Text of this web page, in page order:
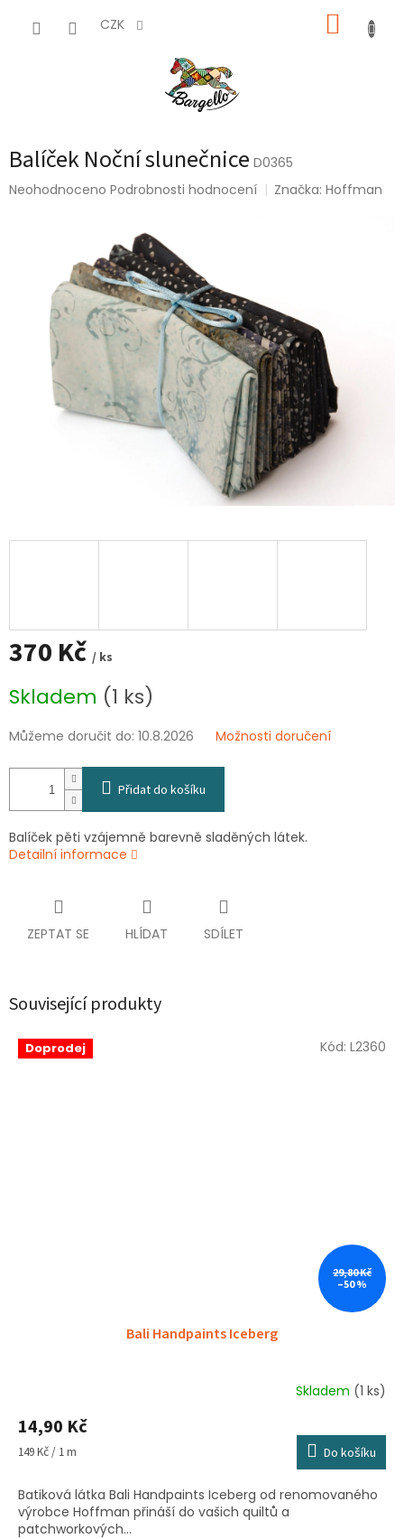
CZK
Balíček Noční slunečnice D0365
Průměrné
hvězdiček.
Neohodnoceno Podrobnosti hodnocení Značka:Hoffman
370 Kč / ks
cena:
Skladem (1 ks)
Můžeme doručit do: 10.8.2026 Možnosti doručení
Přidat do košíku
Balíček pěti vzájemně barevně sladěných látek.
Detailní informace
ZEPTAT SE HLÍDAT SDÍLET
Související produkty
Doprodej
29,80 Kč
–50 %
Bali Handpaints Iceberg
Skladem (1 ks)
14,90 Kč
Měrná
149 Kč / 1 m Do košíku
Batiková látka Bali Handpaints Iceberg od renomovaného
výrobce Hoffman přináší do vašich quiltů a
patchworkových...
Kód: L2360